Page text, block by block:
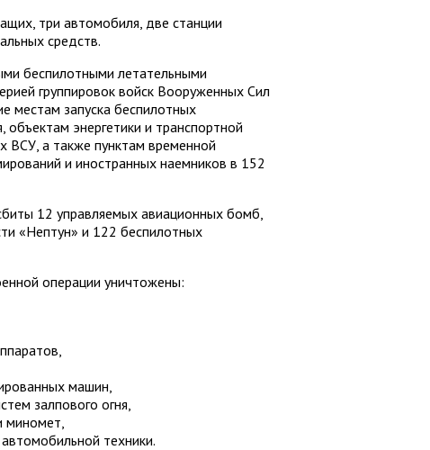
три автомобиля, две станции
средств.
беспилотными летательными
группировок войск Вооруженных Сил
местам запуска беспилотных
объектам энергетики и транспортной
ВСУ, а также пунктам временной
и иностранных наемников в 152
12 управляемых авиационных бомб,
«Нептун» и 122 беспилотных
операции уничтожены:
машин,
залпового огня,
миномет,
техники.